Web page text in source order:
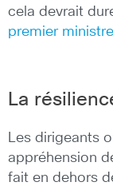
cela devrait
premier
La
Les dirigeants
appréhension
fait en dehors